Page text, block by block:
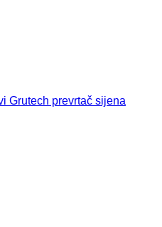
Grutech prevrtač sijena